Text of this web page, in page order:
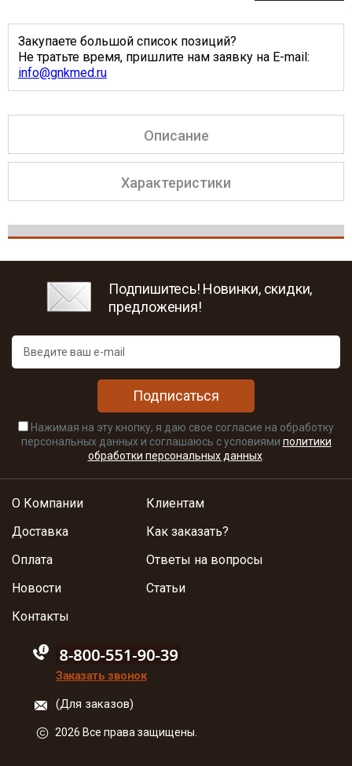
Закупаете большой список позиций?
Не тратьте время, пришлите нам заявку на E-mail:
info@gnkmed.ru
Описание
Характеристики
Подпишитесь! Новинки, скидки,
предложения!
Подписаться
Нажимая на эту кнопку, я даю свое согласие на обработку
персональных данных и соглашаюсь с условиями политики
обработки персональных данных.
О Компании
Доставка
Оплата
Новости
Клиентам
Как заказать?
Ответы на вопросы
Статьи
Контакты
88005555550
Заказать звонок
(Для заказов)
2026 Все права защищены.